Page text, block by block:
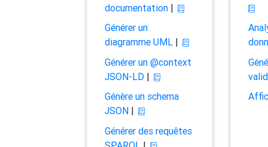
documentation|
Générer un
diagramme UML|
Générer un @context
JSON-LD|
Génère un schema
JSON|
Générer des requêtes